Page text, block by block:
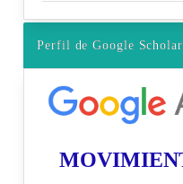
Perfil de Google Scholar